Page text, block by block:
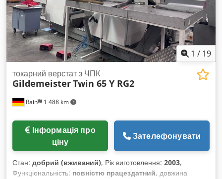
1 / 19
Rain 1 488 km
токарний верстат з ЧПК
GildemeisterTwin 65 Y RG2
ціну
Зателефонувати
Стан: добрий (вживаний), Рік виготовлення: 2003,
Функціональність: повністю працездатний, довжина